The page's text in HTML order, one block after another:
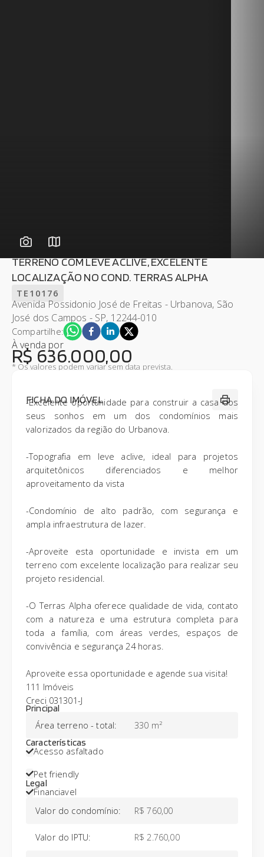
TERRENO COM LEVE ACLIVE, EXCELENTE
LOCALIZAÇÃO NO COND. TERRAS ALPHA
TE10176
Avenida Possidonio José de Freitas - Urbanova, São
José dos Campos - SP, 12244-010
Compartilhe:
À venda por
R$ 636.000,00
* Os valores podem variar sem data prevista.
FICHA DO IMÓVEL
-Excelente oportunidade para construir a casa dos
seus sonhos em um dos condomínios mais
valorizados da região do Urbanova.
-Topografia em leve aclive, ideal para projetos
arquitetônicos diferenciados e melhor
aproveitamento da vista
-Condomínio de alto padrão, com segurança e
ampla infraestrutura de lazer.
-Aproveite esta oportunidade e invista em um
terreno com excelente localização para realizar seu
projeto residencial.
-O Terras Alpha oferece qualidade de vida, contato
com a natureza e uma estrutura completa para
toda a família, com áreas verdes, espaços de
convivência e segurança 24 horas.
Aproveite essa oportunidade e agende sua visita!
111 Imóveis
Creci 031301-J
Principal
Área terreno - total: 330 m²
Características
Acesso asfaltado
Pet friendly
Legal
Financiavel
Valor do condomínio: R$ 760,00
Valor do IPTU: R$ 2.760,00